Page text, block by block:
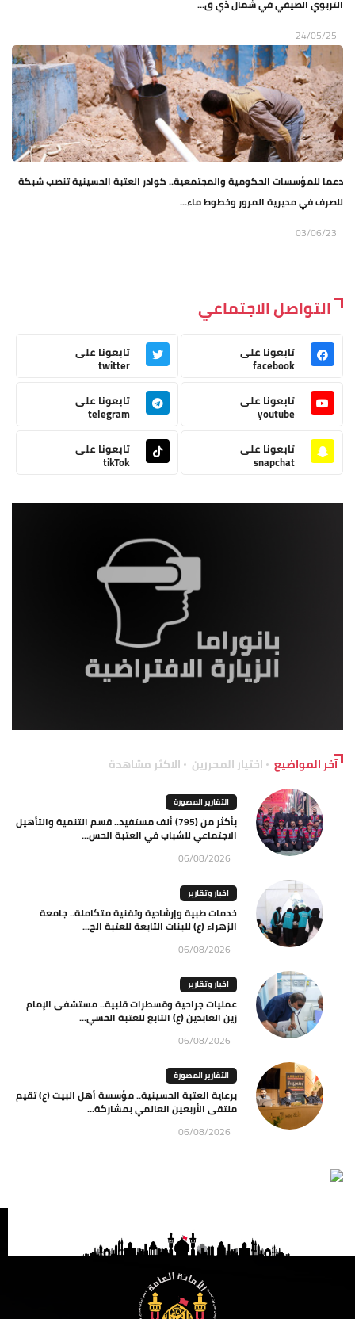
التربوي الصيفي في شمال ذي ق...
24/05/25
دعما للمؤسسات الحكومية والمجتمعية.. كوادر العتبة الحسينية تنصب شبكة
للصرف في مديرية المرور وخطوط ماء...
03/06/23
التواصل الاجتماعي
تابعونا على
facebook
تابعونا على
twitter
تابعونا على
youtube
تابعونا على
telegram
تابعونا على
snapchat
تابعونا على
tikTok
آخر المواضيع اختيار المحررين الاكثر مشاهدة
التقارير المصورة
بأكثر من (795) ألف مستفيد.. قسم التنمية والتأهيل
الاجتماعي للشباب في العتبة الحس...
06/08/2026
اخبار وتقارير
خدمات طبية وإرشادية وتقنية متكاملة.. جامعة
الزهراء (ع) للبنات التابعة للعتبة الح...
06/08/2026
اخبار وتقارير
عمليات جراحية وقسطرات قلبية.. مستشفى الإمام
زين العابدين (ع) التابع للعتبة الحسي...
06/08/2026
التقارير المصورة
برعاية العتبة الحسينية.. مؤسسة أهل البيت (ع) تقيم
ملتقى الأربعين العالمي بمشاركة...
06/08/2026